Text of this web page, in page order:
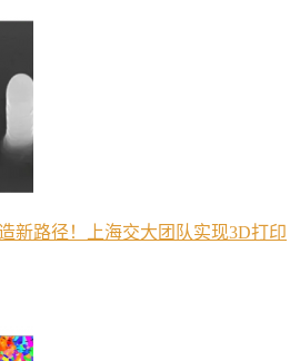
新路径！上海交大团队实现3D打印